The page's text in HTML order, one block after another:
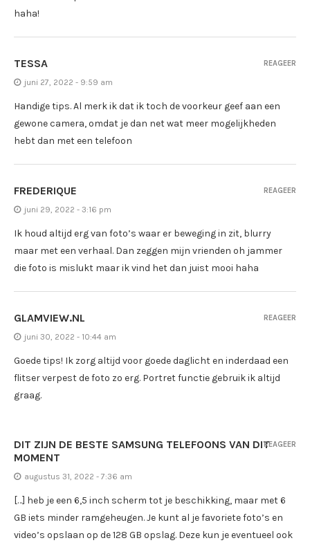
haha!
TESSA
juni 27, 2022 - 9:59 am
Handige tips. Al merk ik dat ik toch de voorkeur geef aan een
gewone camera, omdat je dan net wat meer mogelijkheden
hebt dan met een telefoon
REAGEER
FREDERIQUE
juni 29, 2022 - 3:16 pm
Ik houd altijd erg van foto’s waar er beweging in zit, blurry
maar met een verhaal. Dan zeggen mijn vrienden oh jammer
die foto is mislukt maar ik vind het dan juist mooi haha
REAGEER
GLAMVIEW.NL
juni 30, 2022 - 10:44 am
Goede tips! Ik zorg altijd voor goede daglicht en inderdaad een
flitser verpest de foto zo erg. Portret functie gebruik ik altijd
graag.
REAGEER
DIT ZIJN DE BESTE SAMSUNG TELEFOONS VAN DIT
MOMENT
augustus 31, 2022 - 7:36 am
[…] heb je een 6,5 inch scherm tot je beschikking, maar met 6
GB iets minder ramgeheugen. Je kunt al je favoriete foto’s en
video’s opslaan op de 128 GB opslag. Deze kun je eventueel ook
REAGEER